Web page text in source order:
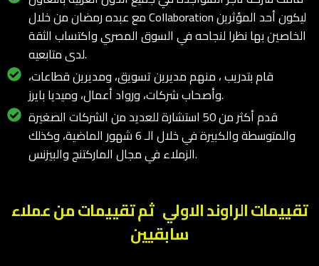
مع عبده رمضان من خلال Collaboration ليكون أحد المؤثرين
الخاصين بها نظرا لنجاحه في السوق المصري واكتساب الثقة
لدى متابعيه.
قام بتدريب ، منهم مديرين تسويق، ومديرين قطاعات،
وأصحاب شركات، ورواد أعمال، وميديا بايرز.
قدم أكثر من 50 استشارة للعديد من الشركات الصغيرة
والمتوسطة والكبيرة في خلال الـ 6 شهور الماضية، وكذلك
الزملاء في مجال الماركتنج والبيزنس.
تقييمات الراوند الاولي ثم تقييمات من عملاء
سابقيين